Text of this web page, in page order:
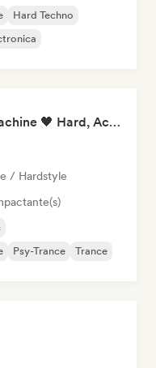
Hard Techno
Rave Against the Machine 🖤 Hard, Acid & Dark Techno
/ Hardstyle
Psy-Trance Trance